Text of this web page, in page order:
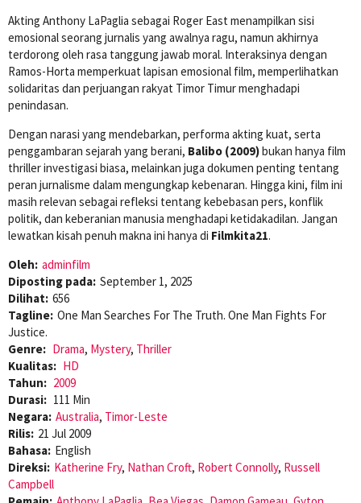
Akting Anthony LaPaglia sebagai Roger East menampilkan sisi
emosional seorang jurnalis yang awalnya ragu, namun akhirnya
terdorong oleh rasa tanggung jawab moral. Interaksinya dengan
Ramos-Horta memperkuat lapisan emosional film, memperlihatkan
solidaritas dan perjuangan rakyat Timor Timur menghadapi
penindasan.
Dengan narasi yang mendebarkan, performa akting kuat, serta
penggambaran sejarah yang berani, Balibo (2009)bukan hanya film
thriller investigasi biasa, melainkan juga dokumen penting tentang
peran jurnalisme dalam mengungkap kebenaran. Hingga kini, film ini
masih relevan sebagai refleksi tentang kebebasan pers, konflik
politik, dan keberanian manusia menghadapi ketidakadilan. Jangan
lewatkan kisah penuh makna ini hanya di Filmkita21.
Oleh: adminfilm
Diposting pada: September 1, 2025
Dilihat: 656
Tagline: One Man Searches For The Truth. One Man Fights For
Justice.
Genre: Drama, Mystery, Thriller
Kualitas: HD
Tahun: 2009
Durasi: 111 Min
Negara: Australia, Timor-Leste
Rilis: 21 Jul 2009
Bahasa: English
Direksi: Katherine Fry, Nathan Croft, Robert Connolly, Russell
Campbell